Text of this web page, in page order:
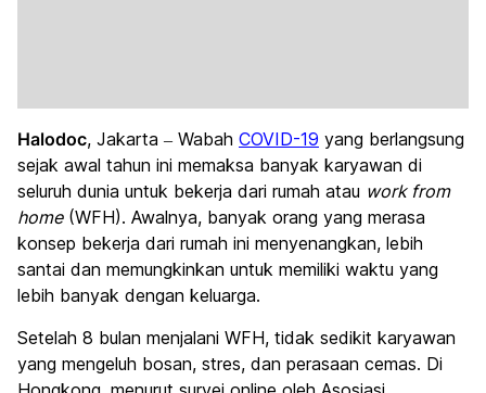
Halodoc, Jakarta – Wabah COVID-19 yang berlangsung
sejak awal tahun ini memaksa banyak karyawan di
seluruh dunia untuk bekerja dari rumah atau work from
home(WFH). Awalnya, banyak orang yang merasa
konsep bekerja dari rumah ini menyenangkan, lebih
santai dan memungkinkan untuk memiliki waktu yang
lebih banyak dengan keluarga.
Setelah 8 bulan menjalani WFH, tidak sedikit karyawan
yang mengeluh bosan, stres, dan perasaan cemas. Di